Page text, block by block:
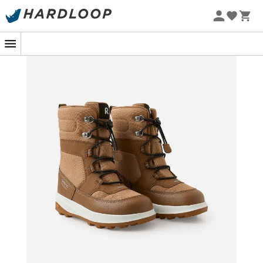
Sommarerbjudanden 🔥 -5 % EXTRA vid köp av 2 produkter*